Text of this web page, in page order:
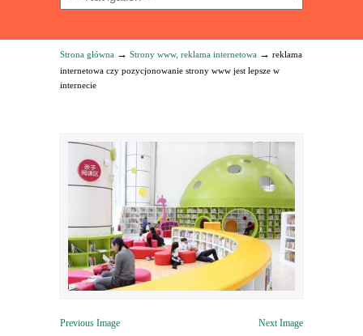
Strona główna → Strony www, reklama internetowa → reklama
internetowa czy pozycjonowanie strony www jest lepsze w
internecie
Previous Image Next Image